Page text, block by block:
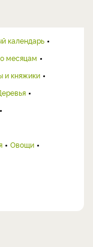
календарь
месяцам
и княжики
Овощи